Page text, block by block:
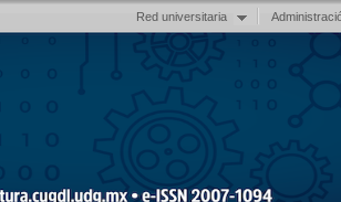
Red universitaria